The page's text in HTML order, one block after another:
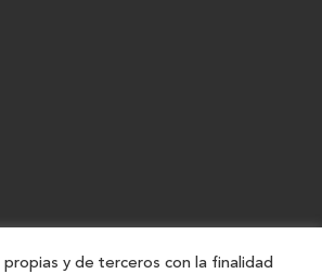
propias y de terceros con la finalidad